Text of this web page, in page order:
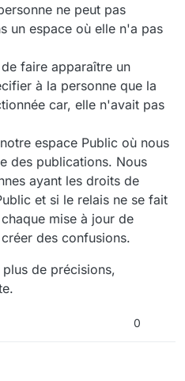
ne peut pas
un espace où elle n'a pas
faire apparaître un
à la personne que la
car, elle n'avait pas
espace Public où nous
des publications. Nous
ayant les droits de
et si le relais ne se fait
mise à jour de
des confusions.
de précisions,
0